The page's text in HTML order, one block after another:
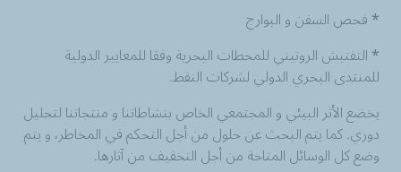
* فحص السفن و البوارج
* التفتيش الروتيني للمحطات البحرية وفقا للمعايير الدولية
للمنتدى البحري الدولي لشركات النفط.
يخضع الأثر البيئي و المجتمعي الخاص بنشاطاتنا و منتجاتنا لتحليل
دوري. كما يتم البحث عن حلول من أجل التحكم في المخاطر، و يتم
وضع كل الوسائل المتاحة من أجل التخفيف من آثارها.